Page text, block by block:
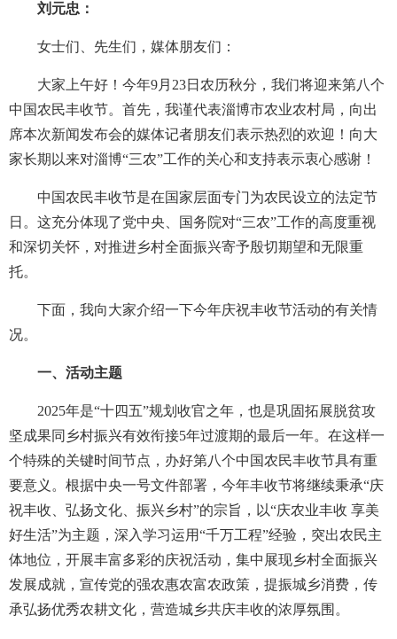
刘元忠：
女士们、先生们，媒体朋友们：
大家上午好！今年9月23日农历秋分，我们将迎来第八个
中国农民丰收节。首先，我谨代表淄博市农业农村局，向出
席本次新闻发布会的媒体记者朋友们表示热烈的欢迎！向大
家长期以来对淄博“三农”工作的关心和支持表示衷心感谢！
中国农民丰收节是在国家层面专门为农民设立的法定节
日。这充分体现了党中央、国务院对“三农”工作的高度重视
和深切关怀，对推进乡村全面振兴寄予殷切期望和无限重
托。
下面，我向大家介绍一下今年庆祝丰收节活动的有关情
况。
一、活动主题
2025年是“十四五”规划收官之年，也是巩固拓展脱贫攻
坚成果同乡村振兴有效衔接5年过渡期的最后一年。在这样一
个特殊的关键时间节点，办好第八个中国农民丰收节具有重
要意义。根据中央一号文件部署，今年丰收节将继续秉承“庆
祝丰收、弘扬文化、振兴乡村”的宗旨，以“庆农业丰收 享美
好生活”为主题，深入学习运用“千万工程”经验，突出农民主
体地位，开展丰富多彩的庆祝活动，集中展现乡村全面振兴
发展成就，宣传党的强农惠农富农政策，提振城乡消费，传
承弘扬优秀农耕文化，营造城乡共庆丰收的浓厚氛围。